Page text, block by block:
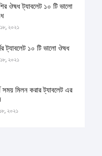
ঔষধ ট্যাবলেট ১০ টি ভালো
২০২১
ট্যাবলেট ১০ টি ভালো ঔষধ
২০২১
সময় মিলন করার ট্যাবলেট এর
২০২১